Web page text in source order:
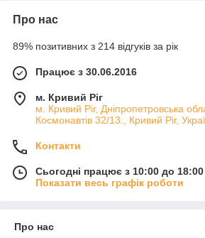
Про нас
89% позитивних з 214 відгуків за рік
Працює з 30.06.2016
м. Кривий Ріг
м. Кривий Ріг, Дніпропетровська
Космонавтів 32/13., Кривий Ріг,
Контакти
Сьогодні працює з 10:00 до 18:00
Показати весь графік роботи
Про нас